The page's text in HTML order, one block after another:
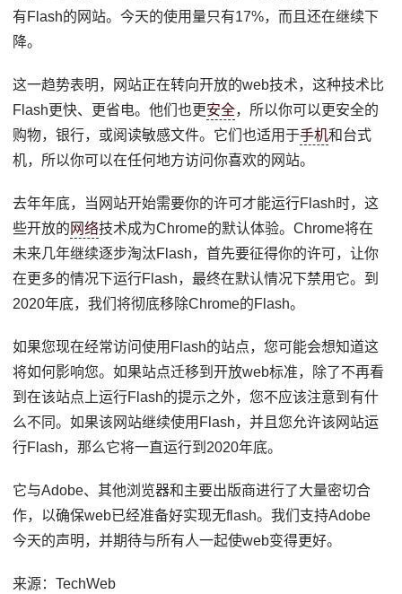
有Flash的网站。今天的使用量只有17%，而且还在继续下
降。
这一趋势表明，网站正在转向开放的web技术，这种技术比
Flash更快、更省电。他们也更安全，所以你可以更安全的
购物，银行，或阅读敏感文件。它们也适用于手机和台式
机，所以你可以在任何地方访问你喜欢的网站。
去年年底，当网站开始需要你的许可才能运行Flash时，这
些开放的 网络技术成为Chrome的默认体验。Chrome将在
未来几年继续逐步淘汰Flash，首先要征得你的许可，让你
在更多的情况下运行Flash，最终在默认情况下禁用它。到
2020年底，我们将彻底移除Chrome的Flash。
如果您现在经常访问使用Flash的站点，您可能会想知道这
将如何影响您。如果站点迁移到开放web标准，除了不再看
到在该站点上运行Flash的提示之外，您不应该注意到有什
么不同。如果该网站继续使用Flash，并且您允许该网站运
行Flash，那么它将一直运行到2020年底。
它与Adobe、其他浏览器和主要出版商进行了大量密切合
作，以确保web已经准备好实现无flash。我们支持Adobe
今天的声明，并期待与所有人一起使web变得更好。
来源：TechWeb